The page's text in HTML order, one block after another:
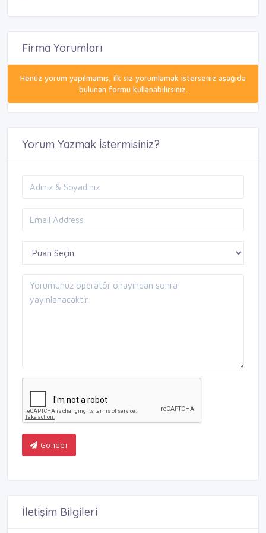
Firma Yorumları
Henüz yorum yapılmamış, ilk siz yorumlamak isterseniz aşağıda
bulunan formu kullanabilirsiniz.
Yorum Yazmak İstermisiniz?
Gönder
İletişim Bilgileri